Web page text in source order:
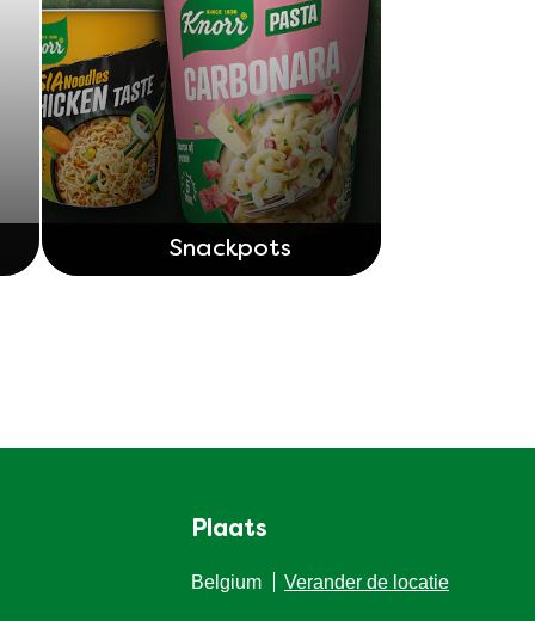
Snackpots
Plaats
Belgium Verander de locatie